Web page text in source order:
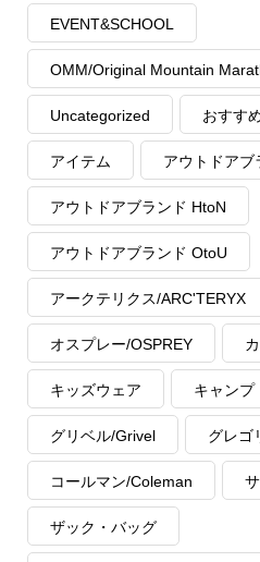
EVENT&SCHOOL
OMM/Original Mountain
Uncategorized おすす
アイテム アウトドアブ
アウトドアブランド HtoN
アウトドアブランド OtoU
アークテリクス/ARC'TERYX
オスプレー/OSPREY
キッズウェア キャンプ
グリベル/Grivel グレゴ
コールマン/Coleman
ザック・バッグ